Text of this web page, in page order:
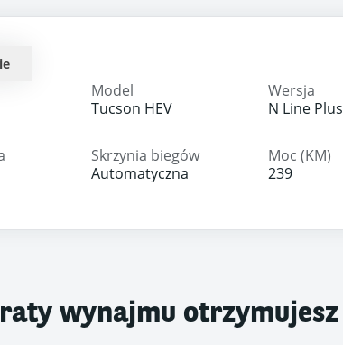
Model
Tucson HEV
Wersja
N Line Plus
Skrzynia biegów
Automatyczna
Moc (KM)
239
wynajmu otrzymujesz